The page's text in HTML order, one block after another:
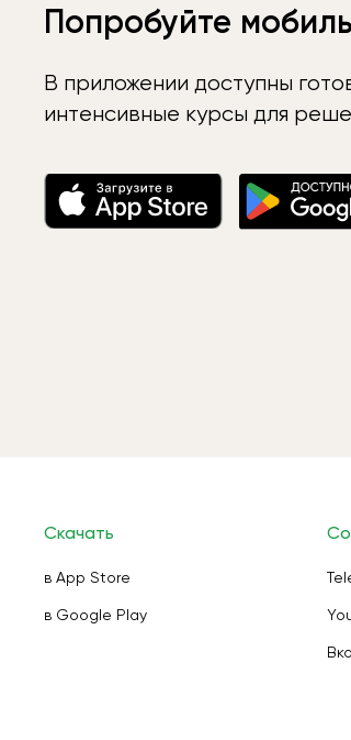
Попробуйте
В приложении доступны
интенсивные курсы для
Скачать
в App Store
в Google Play